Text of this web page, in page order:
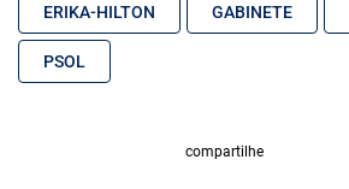
ERIKA-HILTON GABINETE
PSOL
compartilhe